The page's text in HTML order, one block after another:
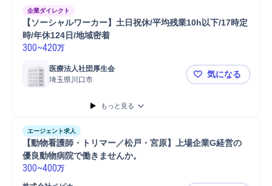
企業ダイレクト
【ソーシャルワーカー】土日祝休/平均残業10h以下/17時定
時/年休124日/地域密着
300~420万
医療法人社団厚生会
埼玉県川口市
【ソーシャ
気になる
もっと見る
エージェント求人
【動物看護師・トリマー／松戸・宮原】上場企業G経営の
優良動物病院で働きませんか。
300~400万